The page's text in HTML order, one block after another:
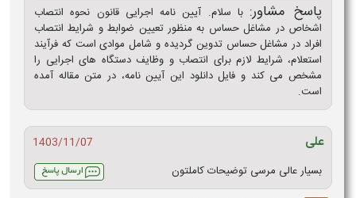
پاسخ مشاور: با سلام. آیین نامه اجرایی قانون نحوه انتصاب
اشخاص در مشاغل حساس به منظور تعیین ضوابط و شرایط انتصاب
افراد در مشاغل حساس تدوین گردیده و شامل موادی است که فرآیند
استعلام، شرایط لازم برای انتصاب و وظایف دستگاه های اجرایی را
مشخص می کند و فایل دانلود این آیین نامه، در متن مقاله آمده
است.
علی
1403/11/07
بسیار عالی مرسی توضیحات کاملتون